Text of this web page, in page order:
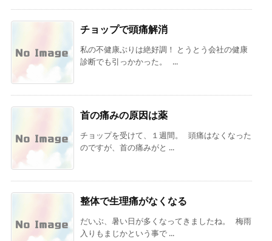
チョップで頭痛解消
私の不健康ぶりは絶好調！ とうとう会社の健康
診断でも引っかかった。 ...
首の痛みの原因は薬
チョップを受けて、１週間。 頭痛はなくなった
のですが、首の痛みがと ...
整体で生理痛がなくなる
だいぶ、暑い日が多くなってきましたね。 梅雨
入りもまじかという事で ...